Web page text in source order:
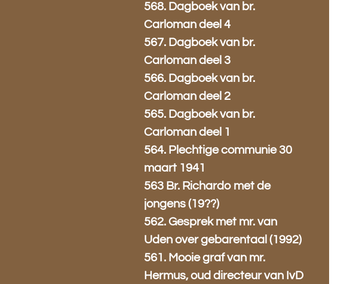
568. Dagboek van br.
Carloman deel 4
567. Dagboek van br.
Carloman deel 3
566. Dagboek van br.
Carloman deel 2
565. Dagboek van br.
Carloman deel 1
564. Plechtige communie 30
maart 1941
563 Br. Richardo met de
jongens (19??)
562. Gesprek met mr. van
Uden over gebarentaal (1992)
561. Mooie graf van mr.
Hermus, oud directeur van IvD